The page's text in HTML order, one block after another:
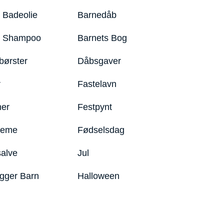
Badeolie
Shampoo
Barn
Barnedåb
Barnets Bog
Dåbsgaver
Fastelavn
Festpynt
Fødselsdag
Jul
Halloween